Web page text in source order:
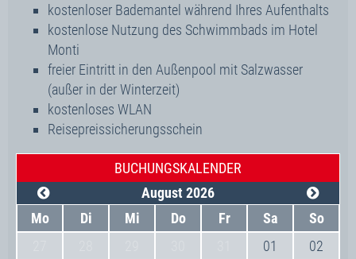
kostenloser Bademantel während Ihres Aufenthalts
kostenlose Nutzung des Schwimmbads im Hotel
Monti
freier Eintritt in den Außenpool mit Salzwasser
(außer in der Winterzeit)
kostenloses WLAN
Reisepreissicherungsschein
BUCHUNGSKALENDER
August 2026
Mo
Di Mi Do Fr Sa
So
01
02